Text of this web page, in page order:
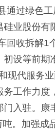
通过绿色
业股份有
收拆解1
设等前期
现代服务
工作力
入驻。
。加强成